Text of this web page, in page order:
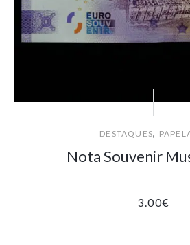
DESTAQUES,
Nota Souvenir
3.00€